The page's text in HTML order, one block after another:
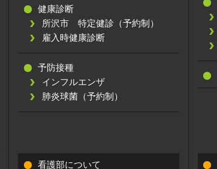
健康診断
所沢市 特定健診（予約制）
雇入時健康診断
予防接種
インフルエンザ
肺炎球菌（予約制）
看護部について